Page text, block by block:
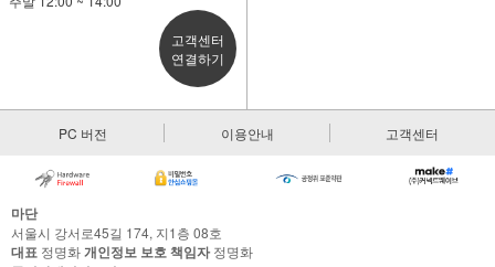
고객센터
연결하기
PC 버전 이용안내 고객센터
마단
서울시 강서로45길 174, 지1층 08호
대표 정명화개인정보 보호 책임자정명화